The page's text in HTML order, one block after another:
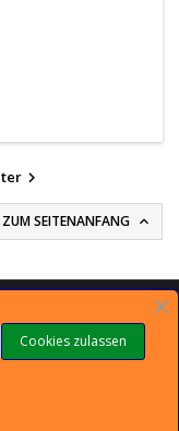

ZUM SEITENANFANG 


Cookies zulassen